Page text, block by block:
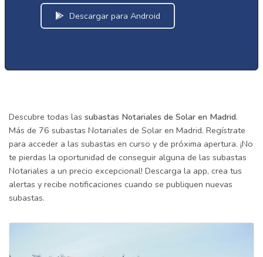
Descargar para Android
Descubre todas las subastas Notariales de Solar en Madrid.
Más de 76 subastas Notariales de Solar en Madrid. Regístrate
para acceder a las subastas en curso y de próxima apertura. ¡No
te pierdas la oportunidad de conseguir alguna de las subastas
Notariales a un precio excepcional! Descarga la app, crea tus
alertas y recibe notificaciones cuando se publiquen nuevas
subastas.